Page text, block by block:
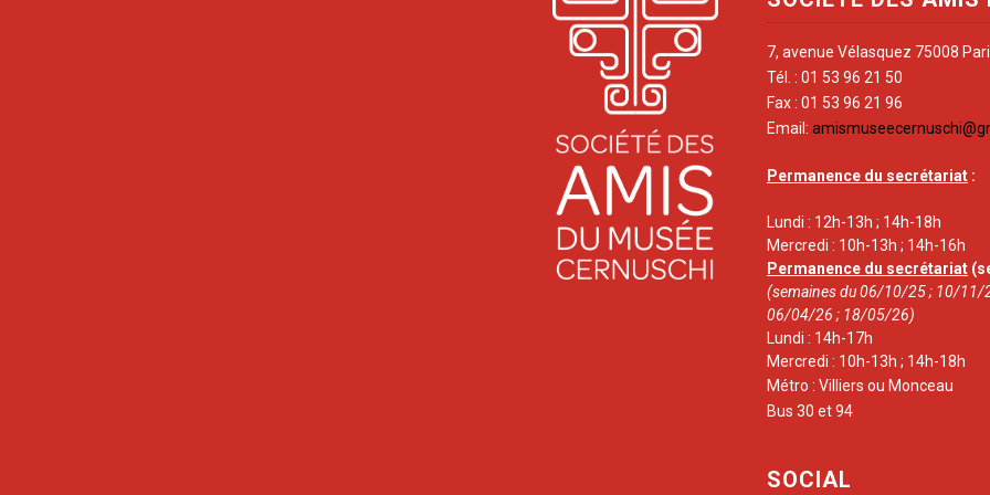
7, avenue Vélasquez 75008
Tél. : 01 53 96 21 50
Fax : 01 53 96 21 96
Email:
Permanence du secrétariat :
Lundi : 12h-13h ; 14h-18h
Mercredi : 10h-13h ; 14h-16h
Permanence du secrétariat
(semaines du 06/10/25 ; 10/
06/04/26 ; 18/05/26)
Lundi : 14h-17h
Mercredi : 10h-13h ; 14h-18h
Métro : Villiers ou Monceau
Bus 30 et 94
SOCIAL